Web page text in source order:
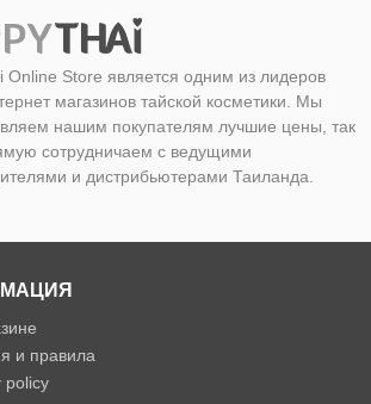
Online Store является одним из лидеров
магазинов тайской косметики. Мы
нашим покупателям лучшие цены, так
сотрудничаем с ведущими
и дистрибьютерами Таиланда.
и правила
policy